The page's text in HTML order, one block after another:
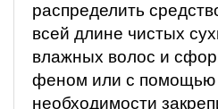
распределить
всей длине чистых
влажных волос и
феном или с помощью
необходимости